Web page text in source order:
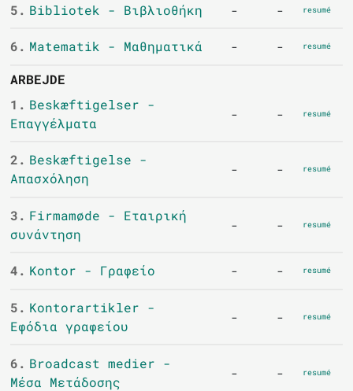
5. Bibliotek - Βιβλιοθήκη - - resumé
6. Matematik - Μαθηματικά - - resumé
ARBEJDE
1. Beskæftigelser -
Επαγγέλματα
- - resumé
2. Beskæftigelse -
Απασχόληση
- - resumé
3. Firmamøde - Εταιρική
συνάντηση
- - resumé
4. Kontor - Γραφείο - - resumé
5. Kontorartikler -
Εφόδια γραφείου
- - resumé
6. Broadcast medier -
Μέσα Μετάδοσης
- - resumé